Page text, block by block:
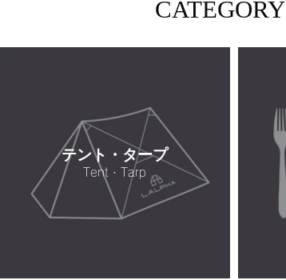
CATEGORY
テント・タープ
Tent・Tarp